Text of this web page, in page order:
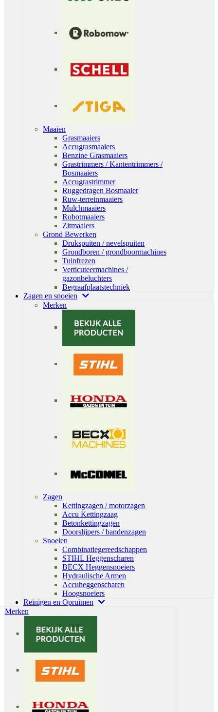
Maaien
Grasmaaiers
Accugrasmaaiers
Benzine Grasmaaiers
Grastrimmers / Kantentrimmers /
Bosmaaiers
Accugrastrimmer
Ruggedragen Bosmaaier
Ruw-terreinmaaiers
Mulchmaaiers
Robotmaaiers
Zitmaaiers
Grond Bewerken
Drukspuiten / nevelspuiten
Grondboren / grondboormachines
Tuinfrezen
Verticuteermachines /
gazonbeluchters
Begraafplaatstechniek
Zagen en snoeien
Merken
Zagen
Kettingzagen / motorzagen
Accu Kettingzaag
Betonkettingzagen
Doorslijpers / bandenzagen
Snoeien
Combinatiegereedschappen
STIHL Heggenscharen
BECX Heggensnoeiers
Hydraulische Armen
Accuheggenscharen
Hoogsnoeiers
Reinigen en Opruimen
Merken